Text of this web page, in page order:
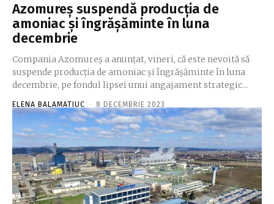
Azomureş suspendă producţia de
amoniac şi îngrăşăminte în luna
decembrie
Compania Azomureş a anunţat, vineri, că este nevoită să
suspende producţia de amoniac şi îngrăşăminte în luna
decembrie, pe fondul lipsei unui angajament strategic...
ELENA BALAMATIUC - 8 DECEMBRIE 2023